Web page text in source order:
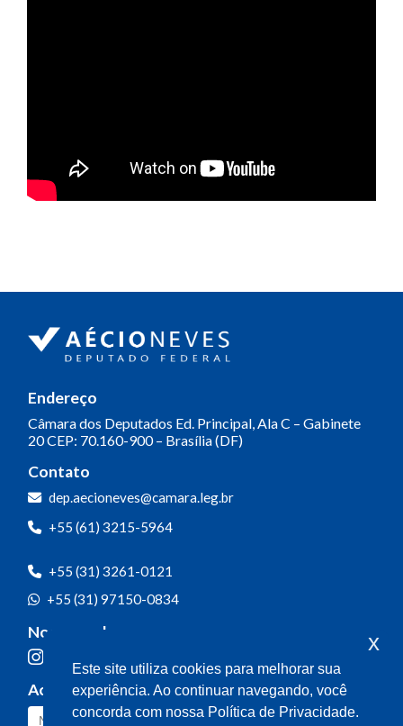
Endereço
Câmara dos Deputados Ed. Principal, Ala C – Gabinete
20CEP: 70.160-900 – Brasília (DF)
Contato
dep.aecioneves@camara.leg.br
+55 (61) 3215-5964
+55 (31) 3261-0121
+55 (31) 97150-0834
Nossas redes
Acompanhe o meu mandato
Este site utiliza cookies para melhorar sua
experiência. Ao continuar navegando, você
concorda com nossa Política de Privacidade.
x